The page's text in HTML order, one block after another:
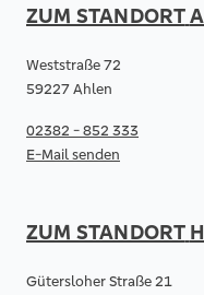
ZUM STANDORT
Weststraße 72
59227 Ahlen
02382 - 852 333
E-Mail senden
ZUM STANDORT
Gütersloher Straße 21